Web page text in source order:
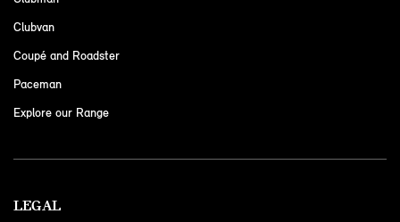
Clubvan
Coupé and Roadster
Paceman
Explore our Range
LEGAL